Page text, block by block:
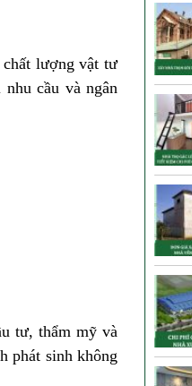
lượng vật tư
cầu và ngân
tư, thẩm mỹ và
phát sinh không